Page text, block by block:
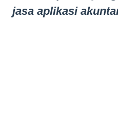
jasa aplikasi